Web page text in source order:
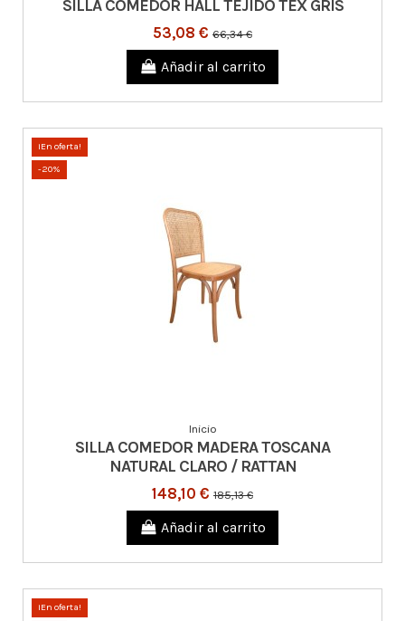
SILLA COMEDOR HALL TEJIDO TEX GRIS
53,08 € 66,34 €
Añadir al carrito
¡En oferta!
-20%
Inicio
SILLA COMEDOR MADERA TOSCANA
NATURAL CLARO / RATTAN
148,10 € 185,13 €
Añadir al carrito
¡En oferta!